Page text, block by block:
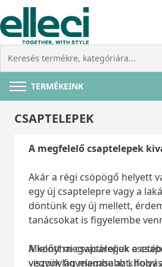
TERMÉKEINK
CSAPTELEPEK
A megfelelő csaptelepek
Akár a régi csöpögő helyett
egy új csaptelepre vagy a
döntünk egy új mellett,
tanácsokat is figyelembe
Mielőtt megvásároljuk a
vegyük figyelembe azt, hogy
A konyhai csaptelepek
viszonylag magasabb